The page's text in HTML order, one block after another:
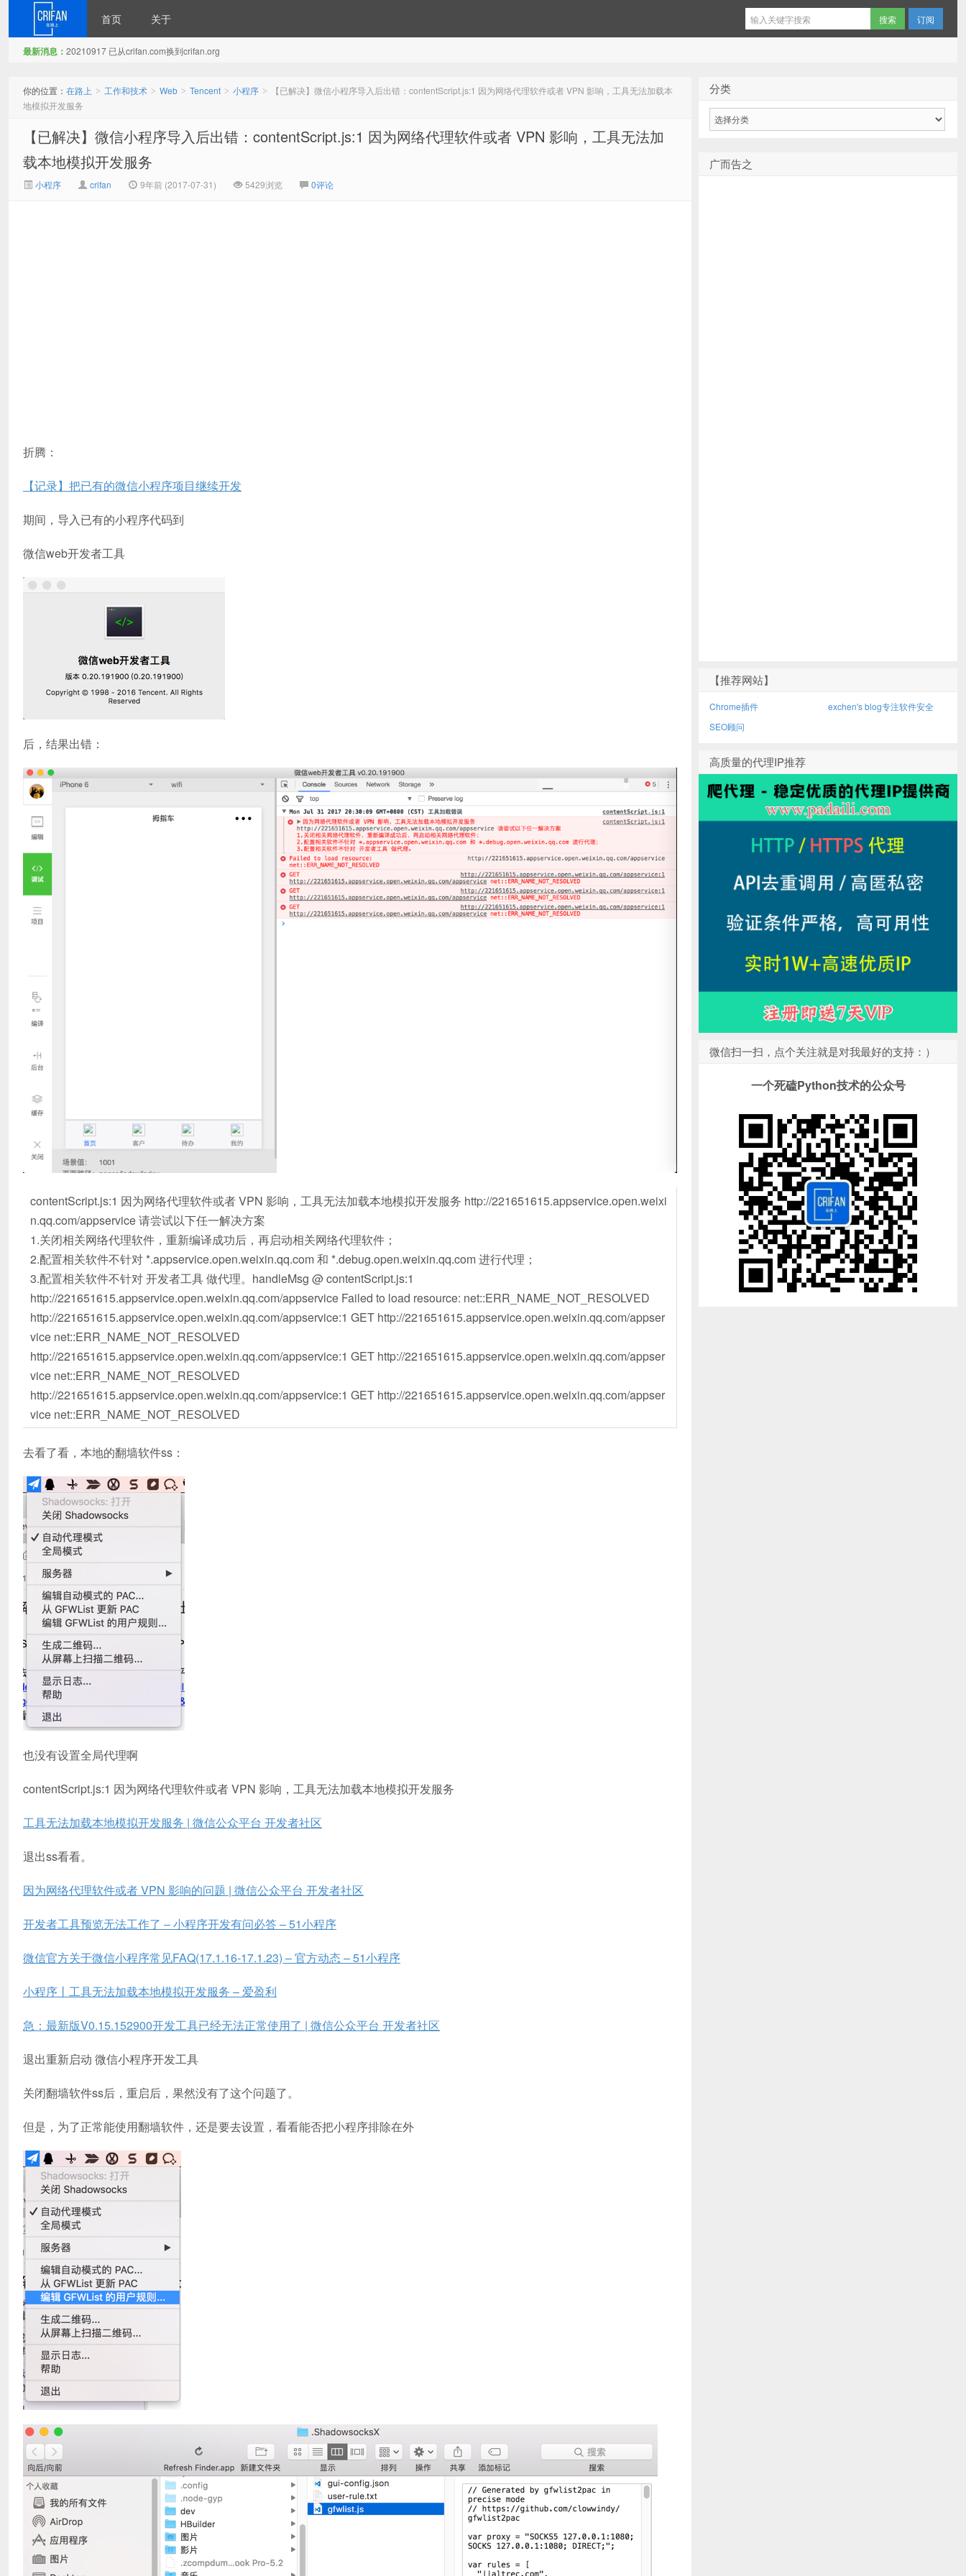
首页 关于 订阅
最新消息： 20210917 已从crifan.com换到crifan.org
你的位置： 在路上 > 工作和技术 > Web > Tencent > 小程序 >
【已解决】微信小程序导入后出错：contentScript.js:1 因为网络代理软件或者 VPN 影响，工具无法加载本
地模拟开发服务
【已解决】微信小程序导入后出错：contentScript.js:1 因为网络代理软件或者 VPN 影响，工具无法加
载本地模拟开发服务
小程序 crifan 9年前 (2017-07-31) 5429浏览 0评论
折腾：
【记录】把已有的微信小程序项目继续开发
期间，导入已有的小程序代码到
微信web开发者工具
后，结果出错：
contentScript.js:1 因为网络代理软件或者 VPN 影响，工具无法加载本地模拟开发服务 http://221651615.appservice.open.weixi
n.qq.com/appservice 请尝试以下任一解决方案
1.关闭相关网络代理软件，重新编译成功后，再启动相关网络代理软件；
2.配置相关软件不针对 *.appservice.open.weixin.qq.com 和 *.debug.open.weixin.qq.com 进行代理；
3.配置相关软件不针对 开发者工具 做代理。handleMsg @ contentScript.js:1
http://221651615.appservice.open.weixin.qq.com/appservice Failed to load resource: net::ERR_NAME_NOT_RESOLVED
http://221651615.appservice.open.weixin.qq.com/appservice:1 GET http://221651615.appservice.open.weixin.qq.com/appser
vice net::ERR_NAME_NOT_RESOLVED
http://221651615.appservice.open.weixin.qq.com/appservice:1 GET http://221651615.appservice.open.weixin.qq.com/appser
vice net::ERR_NAME_NOT_RESOLVED
http://221651615.appservice.open.weixin.qq.com/appservice:1 GET http://221651615.appservice.open.weixin.qq.com/appser
vice net::ERR_NAME_NOT_RESOLVED
去看了看，本地的翻墙软件ss：
也没有设置全局代理啊
contentScript.js:1 因为网络代理软件或者 VPN 影响，工具无法加载本地模拟开发服务
工具无法加载本地模拟开发服务 | 微信公众平台 开发者社区
退出ss看看。
因为网络代理软件或者 VPN 影响的问题 | 微信公众平台 开发者社区
开发者工具预览无法工作了 – 小程序开发有问必答 – 51小程序
微信官方关于微信小程序常见FAQ(17.1.16-17.1.23) – 官方动态 – 51小程序
小程序丨工具无法加载本地模拟开发服务 – 爱盈利
急：最新版V0.15.152900开发工具已经无法正常使用了 | 微信公众平台 开发者社区
退出重新启动 微信小程序开发工具
关闭翻墙软件ss后，重启后，果然没有了这个问题了。
但是，为了正常能使用翻墙软件，还是要去设置，看看能否把小程序排除在外
分类
广而告之
【推荐网站】
Chrome插件
exchen's blog专注软件安全
SEO顾问
高质量的代理IP推荐
微信扫一扫，点个关注就是对我最好的支持：）
一个死磕Python技术的公众号